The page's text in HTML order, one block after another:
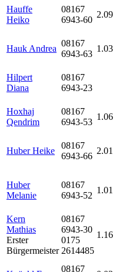
Hauffe
Heiko
08167
6943-60
2.09
Hauk Andrea
08167
6943-63
1.03
Hilpert
Diana
08167
6943-23
Hoxhaj
Qendrim
08167
6943-53
1.06
Huber Heike
08167
6943-66
2.01
Huber
Melanie
08167
6943-52
1.01
Kern
Mathias
Erster
Bürgermeister
08167
6943-30
0175
2614485
1.16
08167